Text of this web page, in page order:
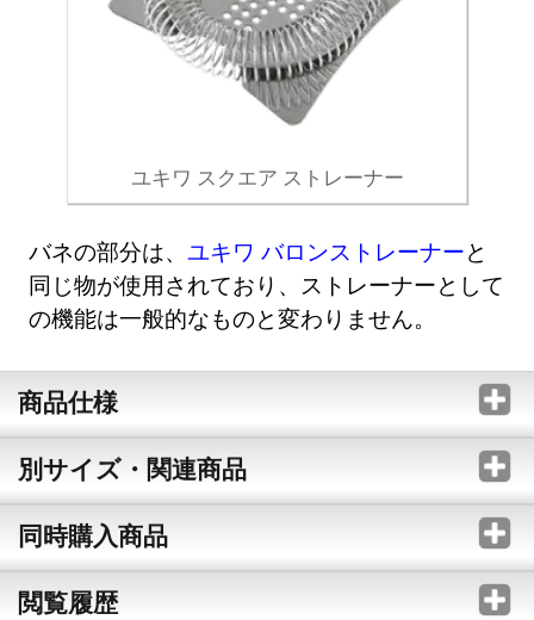
ユキワ スクエア ストレーナー
バネの部分は、ユキワ バロンストレーナーと
同じ物が使用されており、ストレーナーとして
の機能は一般的なものと変わりません。
商品仕様
別サイズ・関連商品
同時購入商品
閲覧履歴